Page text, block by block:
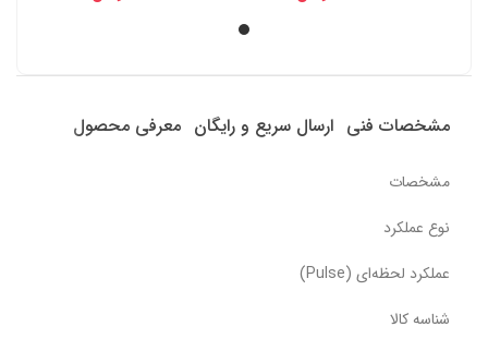
مشخصات فنی ارسال سریع و رایگان معرفی محصول
مشخصات
نوع عملکرد
عملکرد لحظه‌ای (Pulse)
شناسه کالا